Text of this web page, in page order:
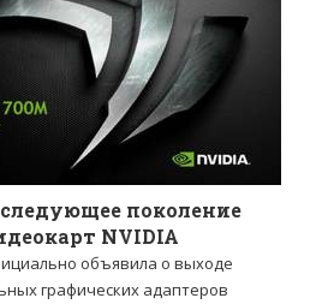
следующее поколение
NVIDIA
объявила о выходе
графических адаптеров